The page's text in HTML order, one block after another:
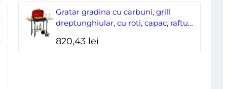
Gratar gradina cu carbuni, grill
dreptunghiular, cu roti, capac, rafturi,
820,43 lei